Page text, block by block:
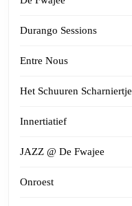
Durango Sessions
Entre Nous
Het Schuuren Scharniertje
Innertiatief
JAZZ @ De Fwajee
Onroest